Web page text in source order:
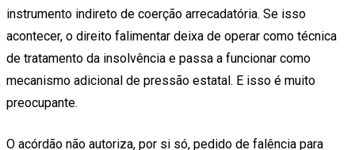
instrumento indireto de coerção arrecadatória. Se isso
acontecer, o direito falimentar deixa de operar como técnica
de tratamento da insolvência e passa a funcionar como
mecanismo adicional de pressão estatal. E isso é muito
preocupante.
O acórdão não autoriza, por si só, pedido de falência para